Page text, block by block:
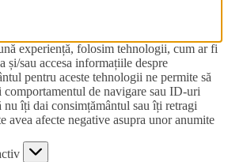
experiență, folosim tehnologii, cum ar fi
și/sau accesa informațiile despre
pentru aceste tehnologii ne permite să
comportamentul de navigare sau ID-uri
nu îți dai consimțământul sau îți retragi
avea afecte negative asupra unor anumite